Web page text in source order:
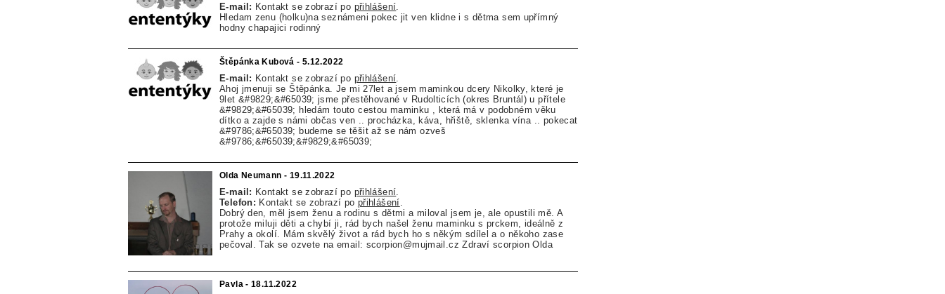
E-mail: Kontakt se zobrazí po přihlášení
Hledam zenu (holku)na seznámeni pokec jit ven klidne i s dětma sem upřímný
hodny chapajici rodinný
Štěpánka Kubová - 5.12.2022
E-mail: Kontakt se zobrazí po přihlášení
Ahoj jmenuji se Štěpánka. Je mi 27let a jsem maminkou dcery Nikolky, které je
9let &#9829;&#65039; jsme přestěhované v Rudolticích (okres Bruntál) u přítele
&#9829;&#65039; hledám touto cestou maminku , která má v podobném věku
dítko a zajde s námi občas ven .. procházka, káva, hřiště, sklenka vína .. pokecat
&#9786;&#65039; budeme se těšit až se nám ozveš
&#9786;&#65039;&#9829;&#65039;
Olda Neumann - 19.11.2022
E-mail: Kontakt se zobrazí po přihlášení
Telefon: Kontakt se zobrazí po přihlášení
Dobrý den, měl jsem ženu a rodinu s dětmi a miloval jsem je, ale opustili mě. A
protože miluji děti a chybí ji, rád bych našel ženu maminku s prckem, ideálně z
Prahy a okolí. Mám skvělý život a rád bych ho s někým sdílel a o někoho zase
pečoval. Tak se ozvete na email: scorpion@mujmail.cz Zdraví scorpion Olda
Pavla - 18.11.2022